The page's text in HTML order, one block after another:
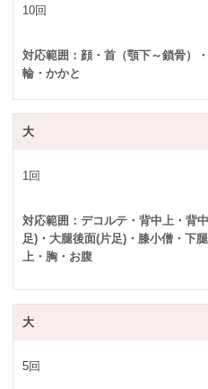
10回
対応範囲：顔・首（顎下～鎖骨）
輪・かかと
大
1回
対応範囲：デコルテ・背中上・背
足)・ 大腿後面(片足)・膝小僧・下
上・胸・お腹
大
5回